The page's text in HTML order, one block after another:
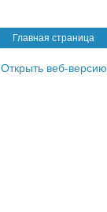
Главная страница
Открыть веб-версию